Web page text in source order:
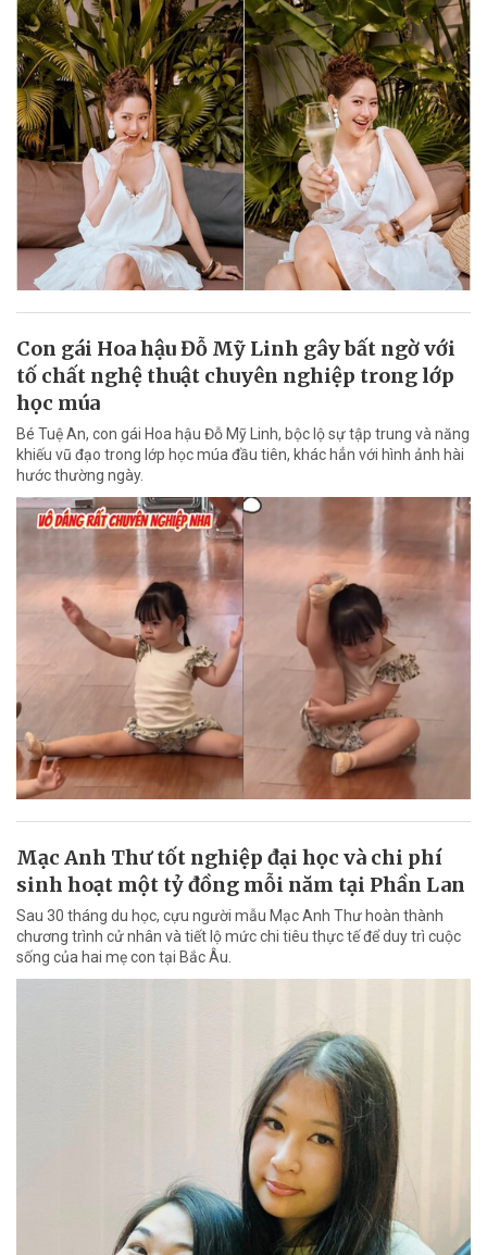
Con gái Hoa hậu Đỗ Mỹ Linh gây bất ngờ với
tố chất nghệ thuật chuyên nghiệp trong lớp
học múa
Bé Tuệ An, con gái Hoa hậu Đỗ Mỹ Linh, bộc lộ sự tập trung và năng
khiếu vũ đạo trong lớp học múa đầu tiên, khác hẳn với hình ảnh hài
hước thường ngày.
Mạc Anh Thư tốt nghiệp đại học và chi phí
sinh hoạt một tỷ đồng mỗi năm tại Phần Lan
Sau 30 tháng du học, cựu người mẫu Mạc Anh Thư hoàn thành
chương trình cử nhân và tiết lộ mức chi tiêu thực tế để duy trì cuộc
sống của hai mẹ con tại Bắc Âu.